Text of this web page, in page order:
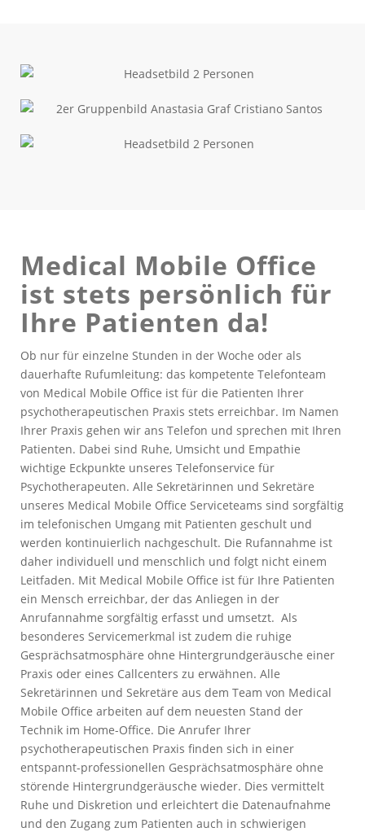
Medical Mobile Office
ist stets persönlich für
Ihre Patienten da!
Ob nur für einzelne Stunden in der Woche oder als
dauerhafte Rufumleitung: das kompetente Telefonteam
von Medical Mobile Office ist für die Patienten Ihrer
psychotherapeutischen Praxis stets erreichbar. Im Namen
Ihrer Praxis gehen wir ans Telefon und sprechen mit Ihren
Patienten. Dabei sind Ruhe, Umsicht und Empathie
wichtige Eckpunkte unseres Telefonservice für
Psychotherapeuten. Alle Sekretärinnen und Sekretäre
unseres Medical Mobile Office Serviceteams sind sorgfältig
im telefonischen Umgang mit Patienten geschult und
werden kontinuierlich nachgeschult. Die Rufannahme ist
daher individuell und menschlich und folgt nicht einem
Leitfaden. Mit Medical Mobile Office ist für Ihre Patienten
ein Mensch erreichbar, der das Anliegen in der
Anrufannahme sorgfältig erfasst und umsetzt. Als
besonderes Servicemerkmal ist zudem die ruhige
Gesprächsatmosphäre ohne Hintergrundgeräusche einer
Praxis oder eines Callcenters zu erwähnen. Alle
Sekretärinnen und Sekretäre aus dem Team von Medical
Mobile Office arbeiten auf dem neuesten Stand der
Technik im Home-Office. Die Anrufer Ihrer
psychotherapeutischen Praxis finden sich in einer
entspannt-professionellen Gesprächsatmosphäre ohne
störende Hintergrundgeräusche wieder. Dies vermittelt
Ruhe und Diskretion und erleichtert die Datenaufnahme
und den Zugang zum Patienten auch in schwierigen